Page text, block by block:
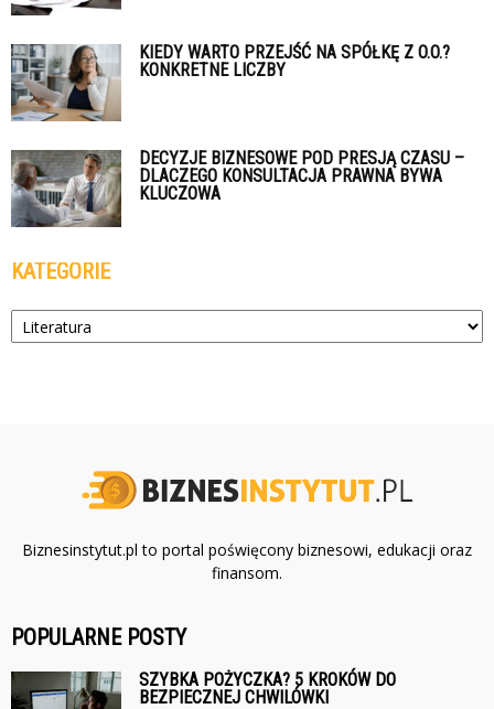
KIEDY WARTO PRZEJŚĆ NA SPÓŁKĘ Z O.O.?
KONKRETNE LICZBY
DECYZJE BIZNESOWE POD PRESJĄ CZASU –
DLACZEGO KONSULTACJA PRAWNA BYWA
KLUCZOWA
KATEGORIE
Kategorie
Biznesinstytut.pl to portal poświęcony biznesowi, edukacji oraz
finansom.
POPULARNE POSTY
SZYBKA POŻYCZKA? 5 KROKÓW DO
BEZPIECZNEJ CHWILÓWKI